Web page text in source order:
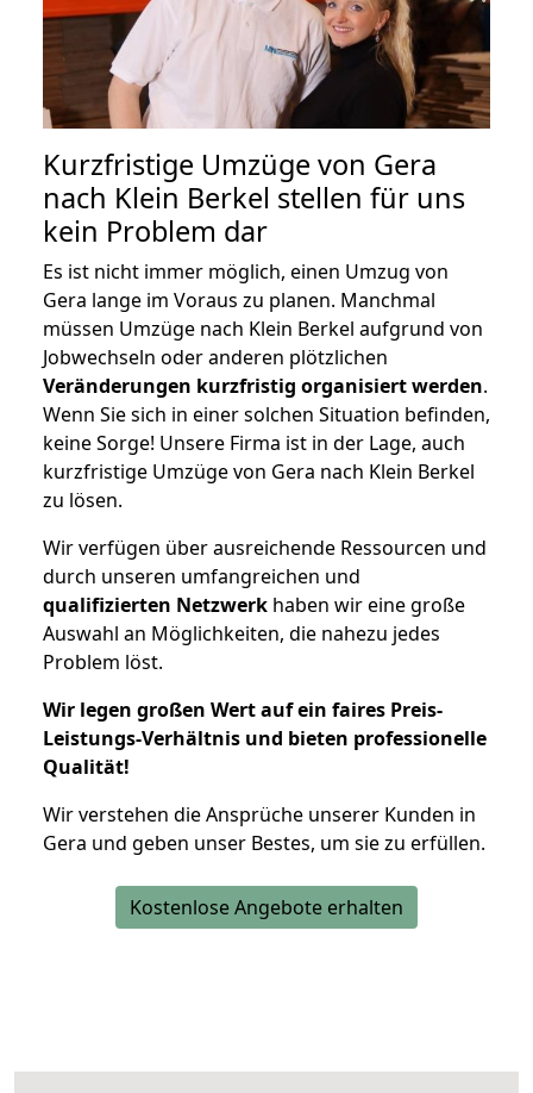
Kurzfristige Umzüge von Gera
nach Klein Berkel stellen für uns
kein Problem dar
Es ist nicht immer möglich, einen Umzug von
Gera lange im Voraus zu planen. Manchmal
müssen Umzüge nach Klein Berkel aufgrund von
Jobwechseln oder anderen plötzlichen
Veränderungen kurzfristig organisiert werden.
Wenn Sie sich in einer solchen Situation befinden,
keine Sorge! Unsere Firma ist in der Lage, auch
kurzfristige Umzüge von Gera nach Klein Berkel
zu lösen.
Wir verfügen über ausreichende Ressourcen und
durch unseren umfangreichen und
qualifizierten Netzwerk haben wir eine große
Auswahl an Möglichkeiten, die nahezu jedes
Problem löst.
Wir legen großen Wert auf ein faires Preis-
Leistungs-Verhältnis und bieten professionelle
Qualität!
Wir verstehen die Ansprüche unserer Kunden in
Gera und geben unser Bestes, um sie zu erfüllen.
Kostenlose Angebote erhalten